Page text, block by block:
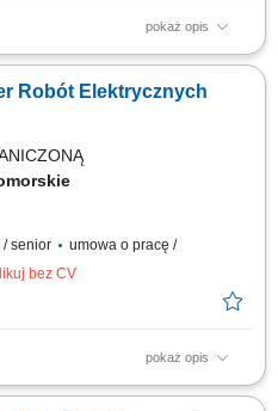
pokaż opis
pracowniczymi przy
projektami oraz
zużycia materiałów,
Robót Elektrycznych
/ senior
umowa o pracę /
bez CV
pokaż opis
pracowniczymi i